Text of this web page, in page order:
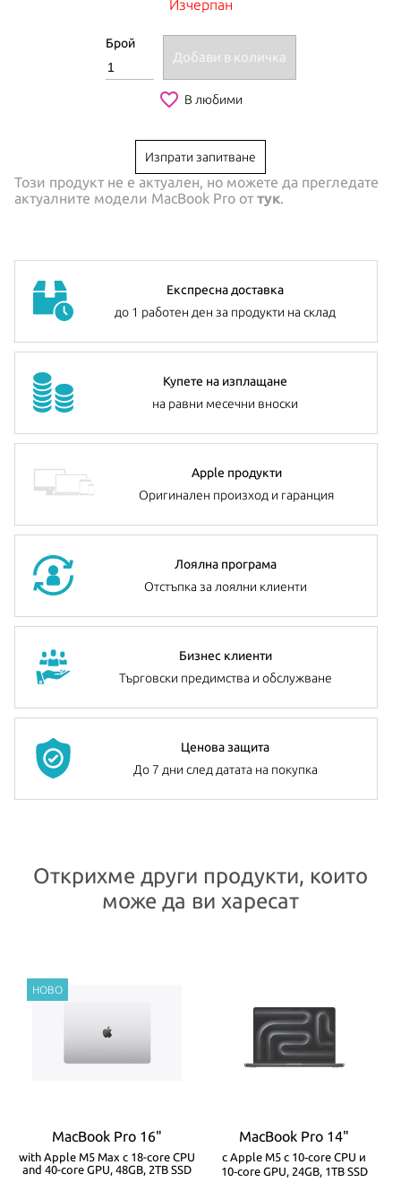
Изчерпан
Брой
Добави в количка
favorite_border В любими
Изпрати запитване
Този продукт не е актуален, но можете да прегледате
актуалните модели MacBook Pro от тук.
Експресна доставка
до 1 работен ден за продукти на склад
Купете на изплащане
на равни месечни вноски
Apple продукти
Оригинален произход и гаранция
Лоялна програма
Отстъпка за лоялни клиенти
Бизнес клиенти
Търговски предимства и обслужване
Ценова защита
До 7 дни след датата на покупка
Открихме други продукти, които
може да ви харесат
MacBook Pro 16"
with Apple M5 Max с 18-core CPU
and 40-core GPU, 48GB, 2TB SSD
MacBook Pro 14"
с Apple M5 с 10‑core CPU и
10‑core GPU, 24GB, 1TB SSD